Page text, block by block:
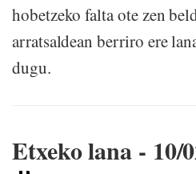
hobetzeko falta ote zen
arratsaldean berriro ere
dugu.
Etxeko lana - 10/